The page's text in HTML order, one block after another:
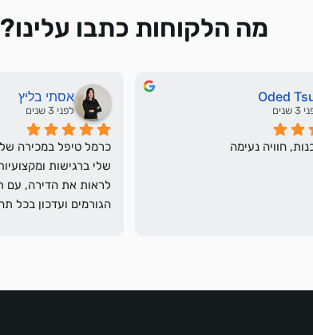
מה הלקוחות כתבו עלינו?
Oded
שנים
חוויה נעימה
אסתי בליץ
לפני 3 שנים